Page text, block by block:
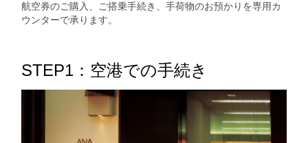
航空券のご購入、ご搭乗手続き、手荷物のお預かりを専用カ
ウンターで承ります。
STEP1：空港での手続き